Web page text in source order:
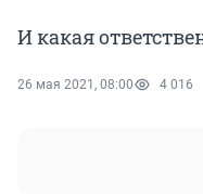
И какая
26 мая 2021, 08:00 4 016